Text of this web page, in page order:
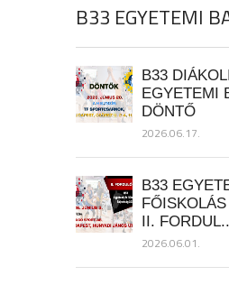
B33 EGYETEMI
B33
EGYETEMI
DÖNTŐ
2026.06.17.
B33
II. FORDUL..
2026.06.01.